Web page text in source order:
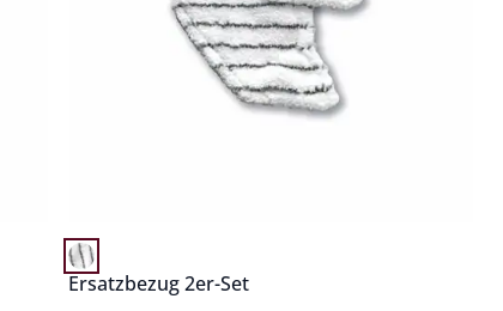
Ersatzbezug 2er-Set